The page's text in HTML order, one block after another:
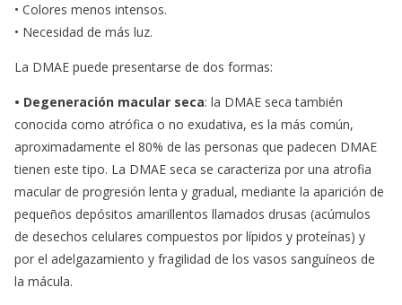
• Colores menos intensos.
• Necesidad de más luz.
La DMAE puede presentarse de dos formas:
• Degeneración macular seca: la DMAE seca también
conocida como atrófica o no exudativa, es la más común,
aproximadamente el 80% de las personas que padecen DMAE
tienen este tipo. La DMAE seca se caracteriza por una atrofia
macular de progresión lenta y gradual, mediante la aparición de
pequeños depósitos amarillentos llamados drusas (acúmulos
de desechos celulares compuestos por lípidos y proteínas) y
por el adelgazamiento y fragilidad de los vasos sanguíneos de
la mácula.